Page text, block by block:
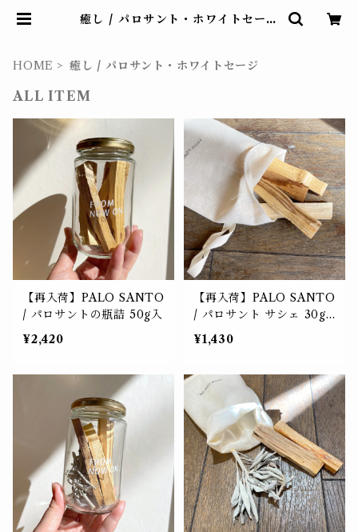
癒し / パロサント・ホワイトセージ
HOME
癒し / パロサント・ホワイトセージ
ALL ITEM
【再入荷】PALO SANTO
/ パロサントの瓶詰 50g入
¥2,420
【再入荷】PALO SANTO
/ パロサント サシェ 30g
入
¥1,430